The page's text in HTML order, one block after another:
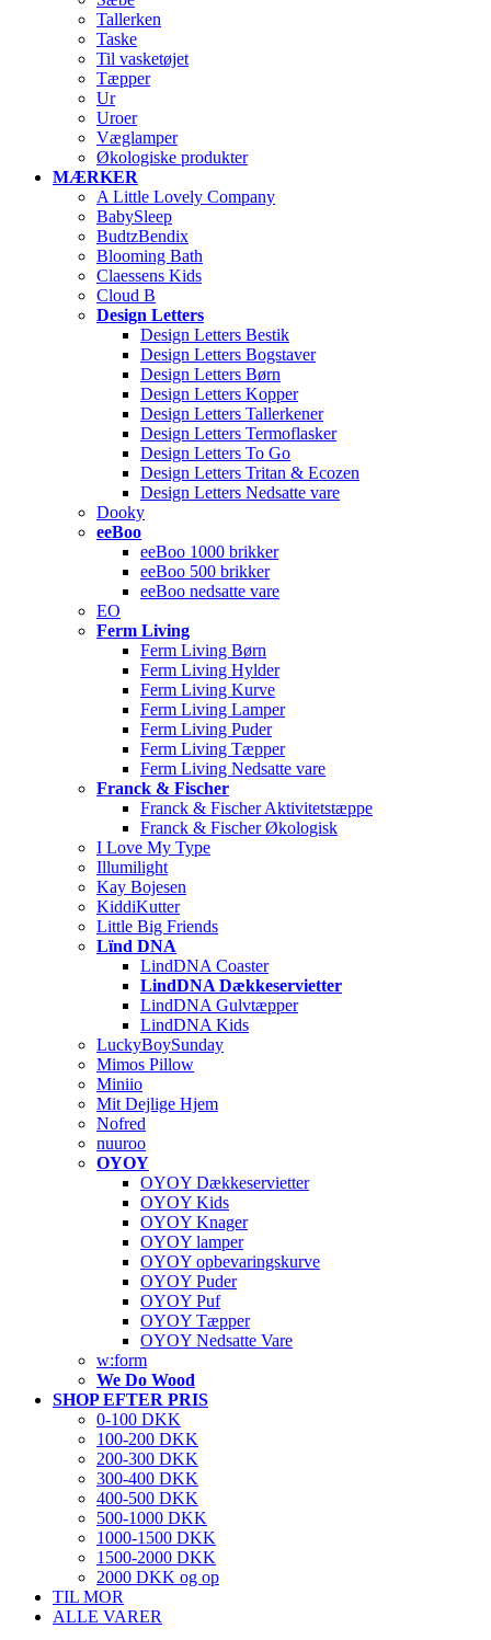
Tallerken
Taske
Til vasketøjet
Tæpper
Ur
Uroer
Væglamper
Økologiske produkter
MÆRKER
A Little Lovely Company
BabySleep
BudtzBendix
Blooming Bath
Claessens Kids
Cloud B
Design Letters
Design Letters Bestik
Design Letters Bogstaver
Design Letters Børn
Design Letters Kopper
Design Letters Tallerkener
Design Letters Termoflasker
Design Letters To Go
Design Letters Tritan & Ecozen
Design Letters Nedsatte vare
Dooky
eeBoo
eeBoo 1000 brikker
eeBoo 500 brikker
eeBoo nedsatte vare
EO
Ferm Living
Ferm Living Børn
Ferm Living Hylder
Ferm Living Kurve
Ferm Living Lamper
Ferm Living Puder
Ferm Living Tæpper
Ferm Living Nedsatte vare
Franck & Fischer
Franck & Fischer Aktivitetstæppe
Franck & Fischer Økologisk
I Love My Type
Illumilight
Kay Bojesen
KiddiKutter
Little Big Friends
Lïnd DNA
LindDNA Coaster
LindDNA Dækkeservietter
LindDNA Gulvtæpper
LindDNA Kids
LuckyBoySunday
Mimos Pillow
Miniio
Mit Dejlige Hjem
Nofred
nuuroo
OYOY
OYOY Dækkeservietter
OYOY Kids
OYOY Knager
OYOY lamper
OYOY opbevaringskurve
OYOY Puder
OYOY Puf
OYOY Tæpper
OYOY Nedsatte Vare
w:form
We Do Wood
SHOP EFTER PRIS
0-100 DKK
100-200 DKK
200-300 DKK
300-400 DKK
400-500 DKK
500-1000 DKK
1000-1500 DKK
1500-2000 DKK
2000 DKK og op
TIL MOR
ALLE VARER